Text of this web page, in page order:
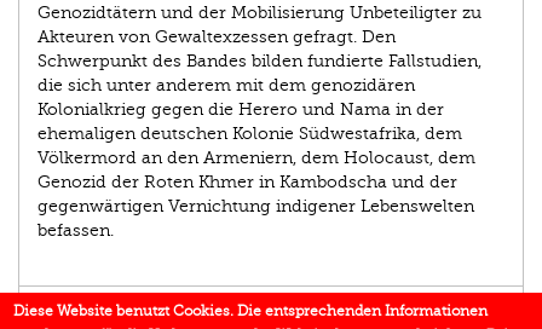
Genozidtätern und der Mobilisierung Unbeteiligter zu
Akteuren von Gewaltexzessen gefragt. Den
Schwerpunkt des Bandes bilden fundierte Fallstudien,
die sich unter anderem mit dem genozidären
Kolonialkrieg gegen die Herero und Nama in der
ehemaligen deutschen Kolonie Südwestafrika, dem
Völkermord an den Armeniern, dem Holocaust, dem
Genozid der Roten Khmer in Kambodscha und der
gegenwärtigen Vernichtung indigener Lebenswelten
befassen.
AUTOR/IN
Diese Website benutzt Cookies. Die entsprechenden Informationen